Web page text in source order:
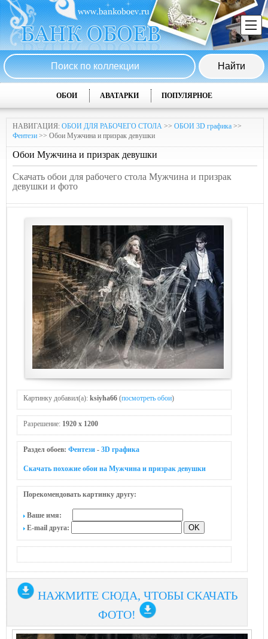
ОБОИ АВАТАРКИ ПОПУЛЯРНОЕ
НАВИГАЦИЯ: ОБОИ ДЛЯ РАБОЧЕГО СТОЛА >> ОБОИ 3D графика >>
Фентези >> Обои Мужчина и призрак дeвушки
Обои Мужчина и призрак дeвушки
Скачать обои для рабочего стола Мужчина и призрак
дeвушки и фото
Картинку добавил(а): ksiyha66 (посмотреть обои)
Разрешение: 1920 x 1200
Раздел обоев: Фентези - 3D графика
Скачать похожие обои на Мужчина и призрак дeвушки
Порекомендовать картинку другу:
Ваше имя:
E-mail друга:
НАЖМИТЕ СЮДА, ЧТОБЫ СКАЧАТЬ
ФОТО!